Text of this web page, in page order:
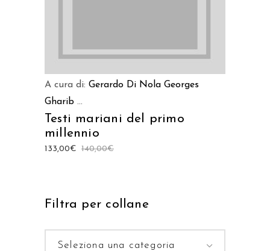
A cura di: Gerardo Di Nola Georges
Gharib ...
Testi mariani del primo
millennio
140,00€
133,00€
Filtra per collane
Seleziona una categoria